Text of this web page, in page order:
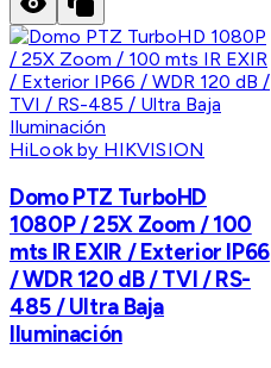
HiLook by HIKVISION
Domo PTZ TurboHD
1080P / 25X Zoom / 100
mts IR EXIR / Exterior IP66
/ WDR 120 dB / TVI / RS-
485 / Ultra Baja
Iluminación